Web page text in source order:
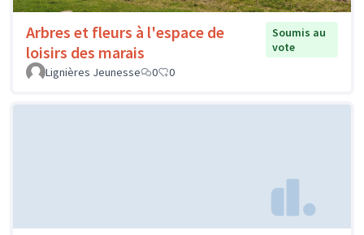
Arbres et fleurs à l'espace de
loisirs des marais
Soumis au
vote
Lignières Jeunesse
0 0